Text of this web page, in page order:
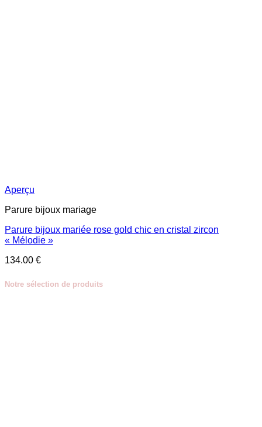
Aperçu
Parure bijoux mariage
Parure bijoux mariée rose gold chic en cristal zircon
« Mélodie »
134.00 €
Notre sélection de produits